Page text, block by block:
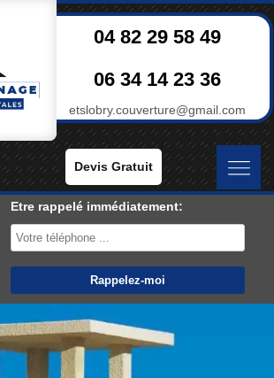
04 82 29 58 49
06 34 14 23 36
etslobry.couverture@gmail.com
Devis Gratuit
Etre rappelé immédiatement: